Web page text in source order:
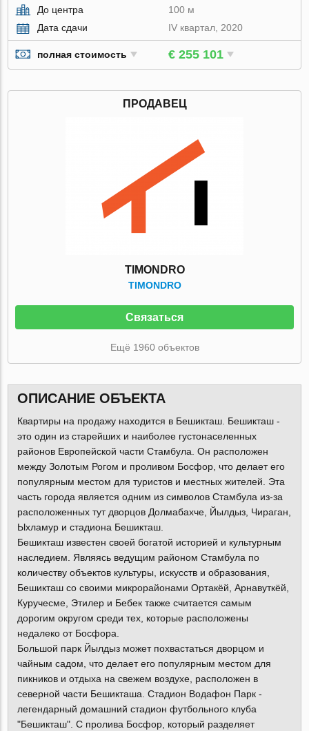
До центра
100 м
Дата сдачи
IV квартал, 2020
полная стоимость € 255 101
ПРОДАВЕЦ
TIMONDRO
TIMONDRO
Связаться
Ещё 1960 объектов
ОПИСАНИЕ ОБЪЕКТА
Квартиры на продажу находится в Бешикташ. Бешикташ -
это один из старейших и наиболее густонаселенных
районов Европейской части Стамбула. Он расположен
между Золотым Рогом и проливом Босфор, что делает его
популярным местом для туристов и местных жителей. Эта
часть города является одним из символов Стамбула из-за
расположенных тут дворцов Долмабахче, Йылдыз, Чираган,
Ыхламур и стадиона Бешикташ.
Бешикташ известен своей богатой историей и культурным
наследием. Являясь ведущим районом Стамбула по
количеству объектов культуры, искусств и образования,
Бешикташ со своими микрорайонами Ортакёй, Арнавуткёй,
Куручесме, Этилер и Бебек также считается самым
дорогим округом среди тех, которые расположены
недалеко от Босфора.
Большой парк Йылдыз может похвастаться дворцом и
чайным садом, что делает его популярным местом для
пикников и отдыха на свежем воздухе, расположен в
северной части Бешикташа. Стадион Водафон Парк -
легендарный домашний стадион футбольного клуба
"Бешикташ". С пролива Босфор, который разделяет